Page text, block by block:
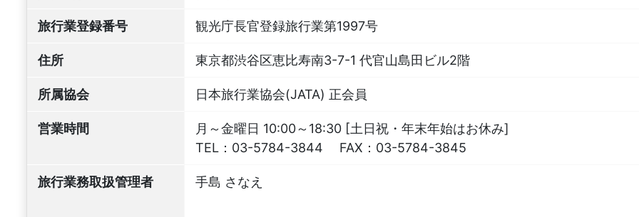
旅行業登録番号 観光庁長官登録旅行業第1997号
住所 東京都渋谷区恵比寿南3-7-1 代官山島田ビル2階
所属協会 日本旅行業協会(JATA) 正会員
営業時間
月～金曜日 10:00～18:30 [土日祝・年末年始はお休み]
TEL： 03-5784-3844 FAX： 03-5784-3845
旅行業務取扱管理者 手島 さなえ